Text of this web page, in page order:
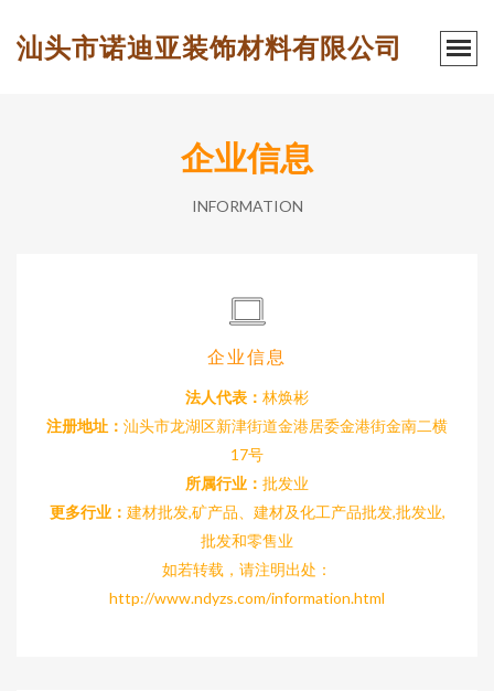
汕头市诺迪亚装饰材料有限公司
企业信息
INFORMATION
企业信息
法人代表： 林焕彬
注册地址： 汕头市龙湖区新津街道金港居委金港街金南二横
17号
所属行业： 批发业
更多行业： 建材批发,矿产品、建材及化工产品批发,批发业,
批发和零售业
如若转载，请注明出处：
http://www.ndyzs.com/information.html